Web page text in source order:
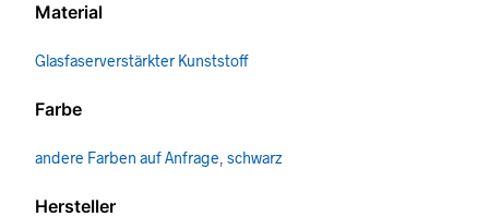
Material
Glasfaserverstärkter Kunststoff
Farbe
andere Farben auf Anfrage schwarz
Hersteller